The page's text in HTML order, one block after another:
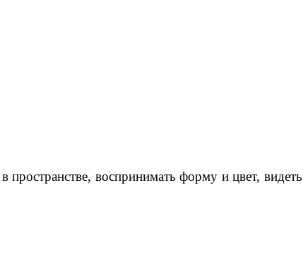
пространстве, воспринимать форму и цвет, видеть